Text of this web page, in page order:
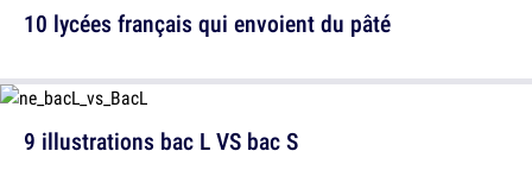
10 lycées français qui envoient du pâté
9 illustrations bac L VS bac S